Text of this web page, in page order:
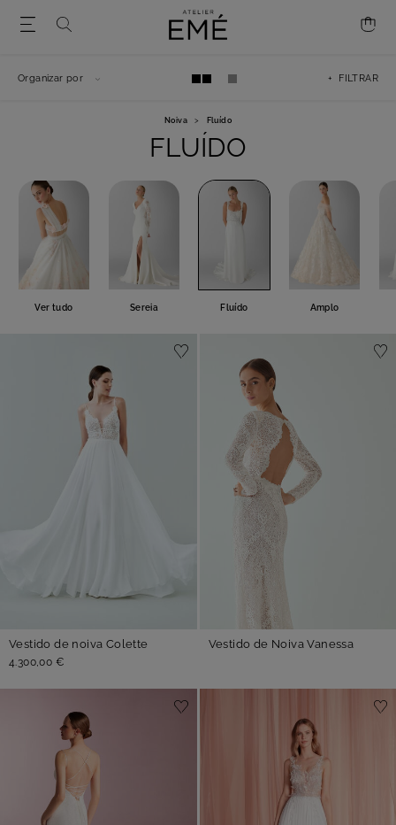
Noiva > Fluído
FLUÍDO
Ver tudo Sereia Fluído Amplo
+ FILTRAR
Organizar por
Vestido de noiva Colette
4.300,00 €
Vestido de Noiva Vanessa